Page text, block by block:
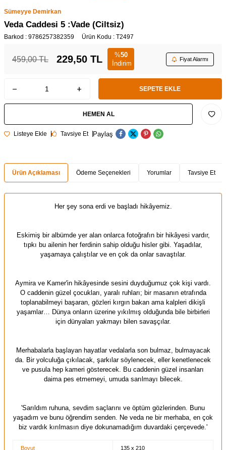
Sümeyye Demirkan
Veda Caddesi 5 :Vade (Ciltsiz)
Barkod : 9786257382359 Ürün Kodu : T2497
459,00TL 229,50 TL %50
İndirim
Fiyat Alarmı
SEPETE EKLE
HEMEN AL
Listeye Ekle Tavsiye Et Paylaş
Ürün Açıklaması Ödeme Seçenekleri Yorumlar Tavsiye Et
Her şey sona erdi ve başladı hikâyemiz.
Eskimiş bir albümde yer alan onlarca fotoğrafın bir hikâyesi vardır,
tıpkı bu ailenin her ferdinin sahip olduğu hisler gibi. Yaşadılar,
yaşamaya çalıştılar ve en çok da onlar savaştılar.
Aymira ve Kamer'in hikâyesinde sesini duyduğumuz çok kişi vardı.
O caddenin güzel çocukları, yaralı ruhları; bir masanın etrafında
toplanabilmeyi başaran, gözleri kırgın bakan ama kalpleri dikişli
yaşamlar… Dünya onların üzerine yıkılmış olduğunda bile birbirleri
için dünyaları yakmayı bilen savaşçılar.
Merhabalarla başlayan hayatlar vedalarla son bulmaz, bulmayacak
da. Bir yolculuğa çıkılacak, şarkılar söylenecek, eller kenetlenecek
ve pusula hep kameri gösterecek. Bu caddenin güzel insanları
daima pes etmemeyi, umuda sarılmayı bilecek.
'Sarıldım ruhuna, sevdim saçlarını ve öptüm gözlerinden. Bunu
yaşadım ve bunu öğrendim senden. Ne veda ne bir merhaba, en çok
biz vardık kırılmasın diye dokunamadığım duvardaki çerçevede.'
Boyut 135 x 210